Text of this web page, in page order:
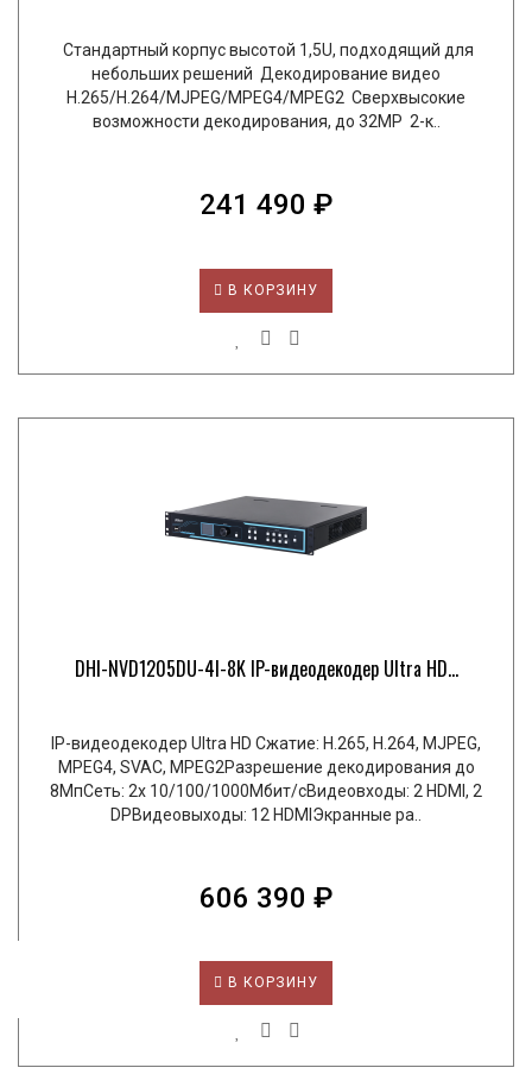
Стандартный корпус высотой 1,5U, подходящий для
небольших решений Декодирование видео
H.265/H.264/MJPEG/MPEG4/MPEG2 Сверхвысокие
возможности декодирования, до 32MP 2-к..
241 490 ₽
В КОРЗИНУ
DHI-NVD1205DU-4I-8K IP-видеодекодер Ultra HD...
IP-видеодекодер Ultra HD Сжатие: H.265, H.264, MJPEG,
MPEG4, SVAC, MPEG2Разрешение декодирования до
8МпСеть: 2x 10/100/1000Мбит/сВидеовходы: 2 HDMI, 2
DPВидеовыходы: 12 HDMIЭкранные ра..
606 390 ₽
В КОРЗИНУ